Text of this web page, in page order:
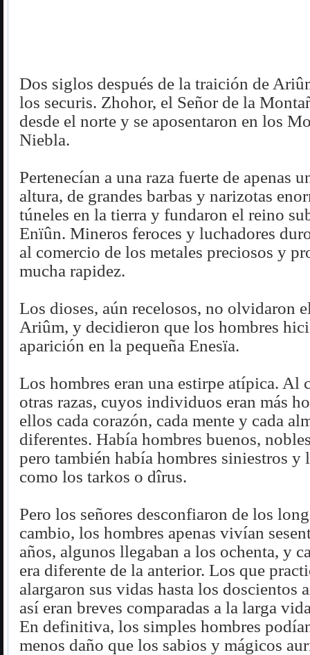
Dos siglos después de la traición de
los securis. Zhohor, el Señor de la
desde el norte y se aposentaron en los
Niebla.
Pertenecían a una raza fuerte de apenas
altura, de grandes barbas y narizotas
túneles en la tierra y fundaron el reino
Enïûn. Mineros feroces y luchadores
al comercio de los metales preciosos y
mucha rapidez.
Los dioses, aún recelosos, no olvidaron
Ariûm, y decidieron que los hombres
aparición en la pequeña Enesïa.
Los hombres eran una estirpe atípica. Al
otras razas, cuyos individuos eran más
ellos cada corazón, cada mente y cada
diferentes. Había hombres buenos,
pero también había hombres siniestros y
como los tarkos o dîrus.
Pero los señores desconfiaron de los
cambio, los hombres apenas vivían
años, algunos llegaban a los ochenta, y
era diferente de la anterior. Los que
alargaron sus vidas hasta los doscientos
así eran breves comparadas a la larga
En definitiva, los simples hombres
menos daño que los sabios y mágicos